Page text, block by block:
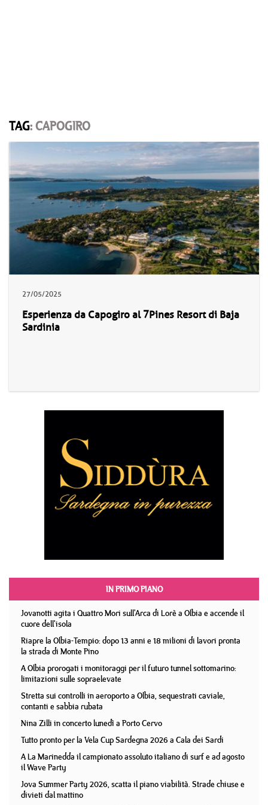
TAG: CAPOGIRO
27/05/2025
Esperienza da Capogiro al 7Pines Resort di Baja
Sardinia
IN PRIMO PIANO
Jovanotti agita i Quattro Mori sull'Arca di Lorè a Olbia e accende il
cuore dell'isola
Riapre la Olbia-Tempio: dopo 13 anni e 18 milioni di lavori pronta
la strada di Monte Pino
A Olbia prorogati i monitoraggi per il futuro tunnel sottomarino:
limitazioni sulle sopraelevate
Stretta sui controlli in aeroporto a Olbia, sequestrati caviale,
contanti e sabbia rubata
Nina Zilli in concerto lunedì a Porto Cervo
Tutto pronto per la Vela Cup Sardegna 2026 a Cala dei Sardi
A La Marinedda il campionato assoluto italiano di surf e ad agosto
il Wave Party
Jova Summer Party 2026, scatta il piano viabilità. Strade chiuse e
divieti dal mattino